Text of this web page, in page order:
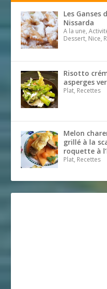
Les Ganses
Nissarda
A la une,
Dessert, Nice,
Risotto
asperges
Plat, Recettes
Melon
grillé à la
roquette à
Plat, Recettes